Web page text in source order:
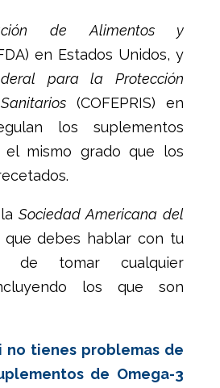
de Alimentos y
en Estados Unidos, y
para la Protección
(COFEPRIS) en
los suplementos
el mismo grado que los
laSociedad Americana del
que debes hablar con tu
de tomar cualquier
los que son
no tienes problemas de
de Omega-3